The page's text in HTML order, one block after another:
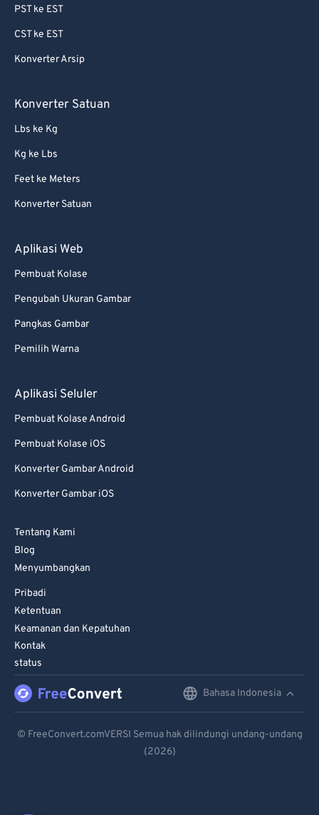
PST ke EST
CST ke EST
Konverter Arsip
Konverter Satuan
Lbs ke Kg
Kg ke Lbs
Feet ke Meters
Konverter Satuan
Aplikasi Web
Pembuat Kolase
Pengubah Ukuran Gambar
Pangkas Gambar
Pemilih Warna
Aplikasi Seluler
Pembuat Kolase Android
Pembuat Kolase iOS
Konverter Gambar Android
Konverter Gambar iOS
Tentang Kami
Blog
Menyumbangkan
Pribadi
Ketentuan
Keamanan dan Kepatuhan
Kontak
status
Bahasa Indonesia
Español
© FreeConvert.comVERSI Semua hak dilindungi undang-undang
(2026)